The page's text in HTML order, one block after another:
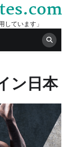
しています」
ン日本